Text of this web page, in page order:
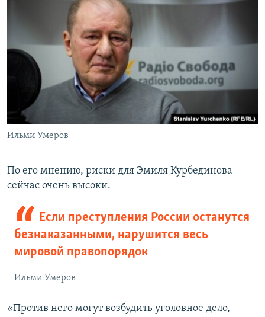
Ильми Умеров
По его мнению, риски для Эмиля Курбединова
сейчас очень высоки.
Если преступления России останутся
безнаказанными, нарушится весь
мировой правопорядок
Ильми Умеров
«Против него могут возбудить уголовное дело,